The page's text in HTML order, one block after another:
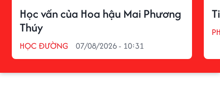
Học vấn của Hoa hậu Mai Phương
Thúy
HỌC ĐƯỜNG 07/08/2026 - 10:31